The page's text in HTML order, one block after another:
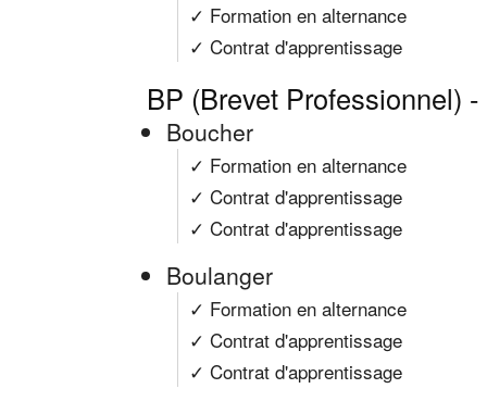
✓ Formation en alternance
✓ Contrat d'apprentissage
BP (Brevet Professionnel)
Boucher
✓ Formation en alternance
✓ Contrat d'apprentissage
✓ Contrat d'apprentissage
Boulanger
✓ Formation en alternance
✓ Contrat d'apprentissage
✓ Contrat d'apprentissage